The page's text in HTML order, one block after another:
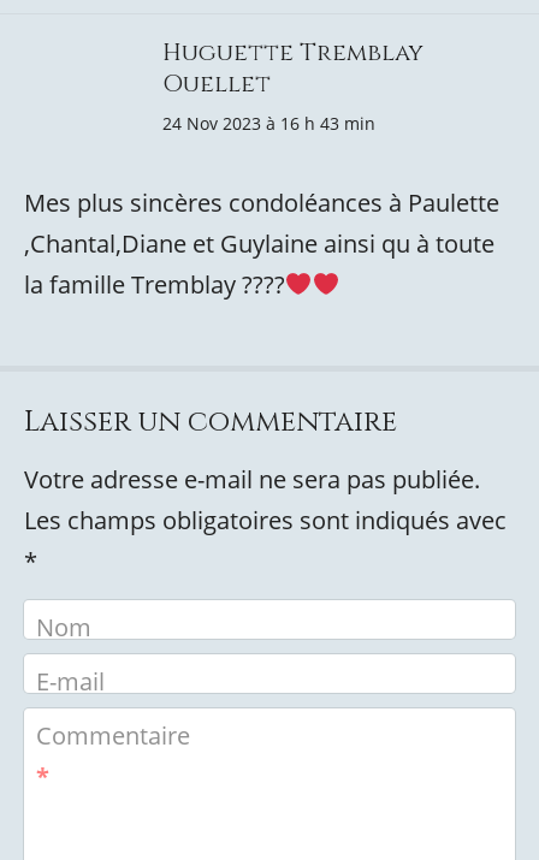
Huguette Tremblay
Ouellet
24 Nov 2023 à 16 h 43 min
Mes plus sincères condoléances à Paulette
,Chantal,Diane et Guylaine ainsi qu à toute
la famille Tremblay ????
Laisser un commentaire
Votre adresse e-mail ne sera pas publiée.
Les champs obligatoires sont indiqués avec
*
Nom
E-mail
Commentaire
*